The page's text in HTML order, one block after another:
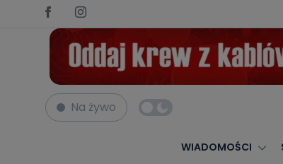
Na żywo
WIADOMOŚCI